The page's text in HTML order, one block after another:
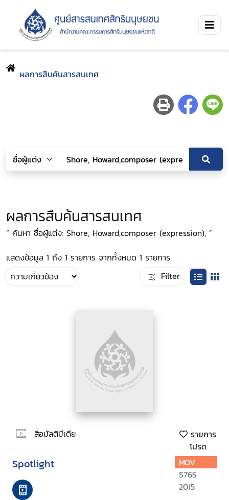
ผลการสืบค้นสารสนเทศ
ผลการสืบค้นสารสนเทศ
“ ค้นหา ชื่อผู้แต่ง: Shore, Howard,composer (expression), ”
แสดงข้อมูล 1 ถึง 1 รายการ จากทั้งหมด 1 รายการ
Filter
สื่อมัลติมีเดีย
รายการ
โปรด
Spotlight
MOV
S765
2015